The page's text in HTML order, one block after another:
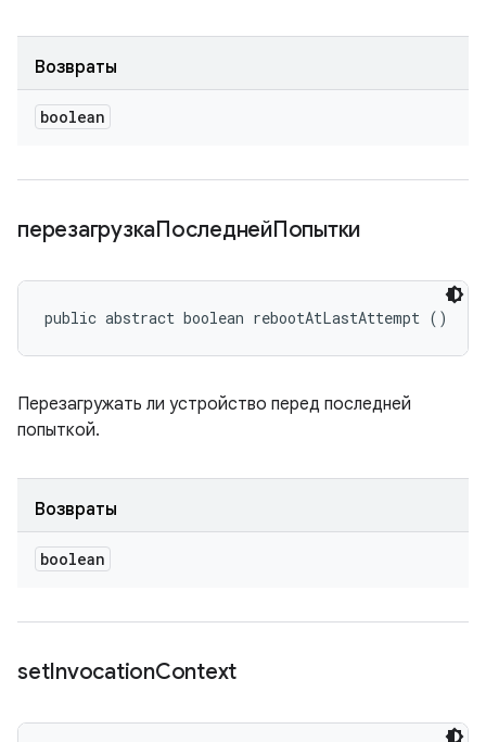
Возвраты
boolean
перезагрузкаПоследнейПопытки
public abstract boolean rebootAtLastAttempt ()
Перезагружать ли устройство перед последней
попыткой.
Возвраты
boolean
setInvocationContext